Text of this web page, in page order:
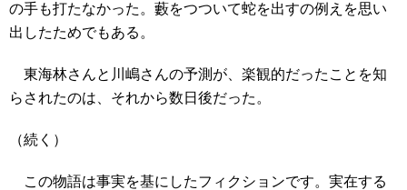
の手も打たなかった。藪をつついて蛇を出すの例えを思い
出したためでもある。
東海林さんと川嶋さんの予測が、楽観的だったことを知
らされたのは、それから数日後だった。
（続く）
この物語は事実を基にしたフィクションです。実在する